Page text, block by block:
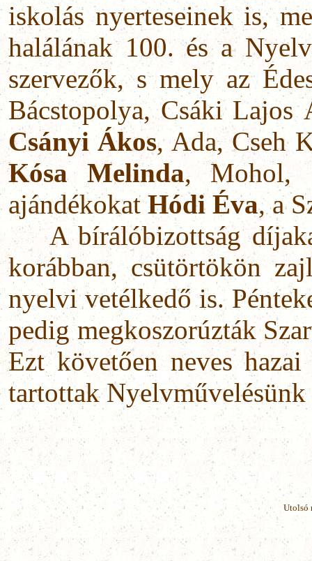
iskolás nyerteseinek is,
halálának 100. és a
szervezők, s mely az
Bácstopolya, Csáki
Csányi Ákos, Ada, Cseh
Kósa Melinda, Mohol,
ajándékokat Hódi Éva, a
A bírálóbizottság
korábban, csütörtökön
nyelvi vetélkedő is.
pedig megkoszorúzták
Ezt követően neves
tartottak
Utolsó